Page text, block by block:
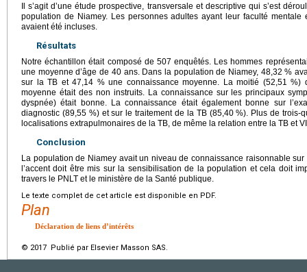
Il s’agit d’une étude prospective, transversale et descriptive qui s’est
population de Niamey. Les personnes adultes ayant leur faculté mentale
avaient été incluses.
Résultats
Notre échantillon était composé de 507 enquêtés. Les hommes
une moyenne d’âge de 40 ans. Dans la population de Niamey, 48,32 %
sur la TB et 47,14 % une connaissance moyenne. La moitié (52,51 %)
moyenne était des non instruits. La connaissance sur les principaux
dyspnée) était bonne. La connaissance était également bonne sur
diagnostic (89,55 %) et sur le traitement de la TB (85,40 %). Plus de trois-
localisations extrapulmonaires de la TB, de même la relation entre la TB et
Conclusion
La population de Niamey avait un niveau de connaissance raisonnable
l’accent doit être mis sur la sensibilisation de la population et cela doit
travers le PNLT et le ministère de la Santé publique.
Le texte complet de cet article est disponible en PDF.
Plan
Déclaration de liens d’intérêts
© 2017 Publié par Elsevier Masson SAS.